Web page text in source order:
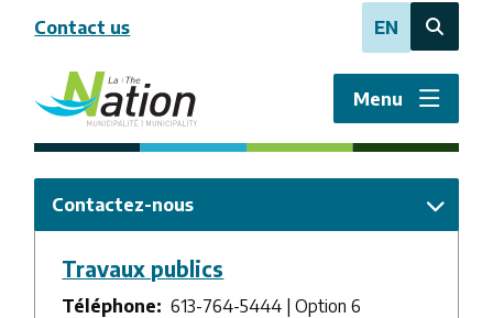
contenu
principal
Contact us EN
Open
search
form
Menu
Contactez-nous
Travaux publics
Téléphone
613-764-5444 | Option 6